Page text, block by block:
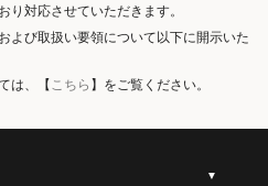
り対応させていただきます。
よび取扱い要領について以下に開示いた
は、【こちら 】をご覧ください。